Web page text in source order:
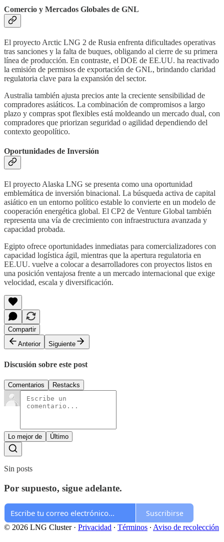
Comercio y Mercados Globales de GNL
El proyecto Arctic LNG 2 de Rusia enfrenta dificultades operativas
tras sanciones y la falta de buques, obligando al cierre de su primera
línea de producción. En contraste, el DOE de EE.UU. ha reactivado
la emisión de permisos de exportación de GNL, brindando claridad
regulatoria clave para la expansión del sector.
Australia también ajusta precios ante la creciente sensibilidad de
compradores asiáticos. La combinación de compromisos a largo
plazo y compras spot flexibles está moldeando un mercado dual, con
compradores que priorizan seguridad o agilidad dependiendo del
contexto geopolítico.
Oportunidades de Inversión
El proyecto Alaska LNG se presenta como una oportunidad
emblemática de inversión binacional. La búsqueda activa de capital
asiático en un entorno político estable lo convierte en un modelo de
cooperación energética global. El CP2 de Venture Global también
representa una vía de crecimiento con infraestructura avanzada y
capacidad probada.
Egipto ofrece oportunidades inmediatas para comercializadores con
capacidad logística ágil, mientras que la apertura regulatoria en
EE.UU. vuelve a colocar a desarrolladores con proyectos listos en
una posición ventajosa frente a un mercado internacional que exige
velocidad, escala y diversificación.
Compartir
Anterior
Siguiente
Discusión sobre este post
Comentarios Restacks
Lo mejor de Último
Sin posts
Por supuesto, sigue adelante.
Suscribirse
© 2026 LNG Cluster· Privacidad ∙ Términos ∙ Aviso de recolección